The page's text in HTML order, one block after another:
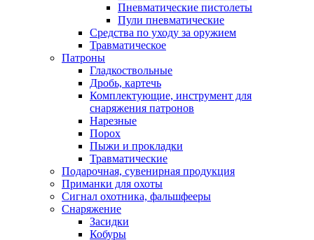
Пневматические пистолеты
Пули пневматические
Средства по уходу за оружием
Травматическое
Патроны
Гладкоствольные
Дробь, картечь
Комплектующие, инструмент для
снаряжения патронов
Нарезные
Порох
Пыжи и прокладки
Травматические
Подарочная, сувенирная продукция
Приманки для охоты
Сигнал охотника, фальшфееры
Снаряжение
Засидки
Кобуры